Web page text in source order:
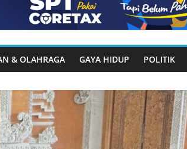
& OLAHRAGA GAYA HIDUP POLITIK